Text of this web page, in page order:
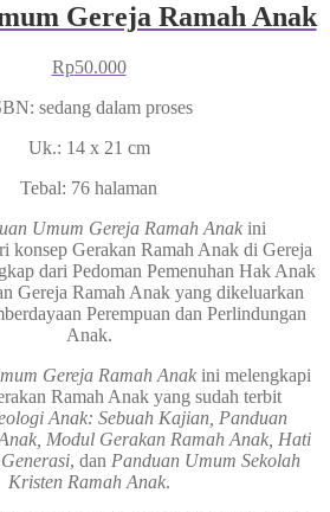
Gereja Ramah Anak
Rp50.000
sedang dalam proses
Uk.: 14 x 21 cm
Tebal: 76 halaman
Umum Gereja Ramah Anakini
konsep Gerakan Ramah Anak di Gereja
dari Pedoman Pemenuhan Hak Anak
Gereja Ramah Anak yang dikeluarkan
Perempuan dan Perlindungan
Anak.
Gereja Ramah Anak ini melengkapi
Ramah Anak yang sudah terbit
Anak: Sebuah Kajian, Panduan
Modul Gerakan Ramah Anak, Hati
, dan Panduan Umum Sekolah
Kristen Ramah Anak.